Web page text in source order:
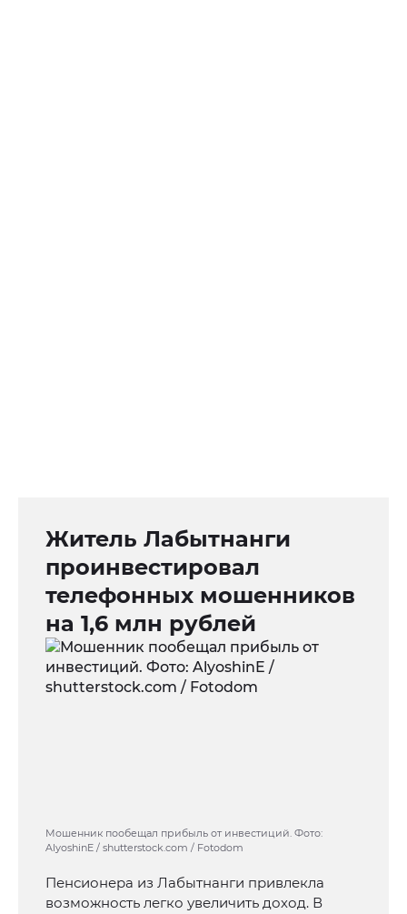
Житель Лабытнанги
проинвестировал
телефонных мошенников
на 1,6 млн рублей
Мошенник пообещал прибыль от инвестиций. Фото:
AlyoshinE / shutterstock.com / Fotodom
Пенсионера из Лабытнанги привлекла
возможность легко увеличить доход. В